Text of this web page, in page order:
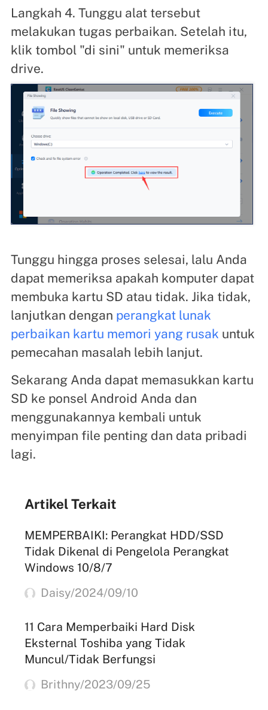
Langkah 4. Tunggu alat tersebut
melakukan tugas perbaikan. Setelah itu,
klik tombol "di sini" untuk memeriksa
drive.
Tunggu hingga proses selesai, lalu Anda
dapat memeriksa apakah komputer dapat
membuka kartu SD atau tidak. Jika tidak,
lanjutkan dengan perangkat lunak
perbaikan kartu memori yang rusak untuk
pemecahan masalah lebih lanjut.
Sekarang Anda dapat memasukkan kartu
SD ke ponsel Android Anda dan
menggunakannya kembali untuk
menyimpan file penting dan data pribadi
lagi.
Artikel Terkait
MEMPERBAIKI: Perangkat HDD/SSD
Tidak Dikenal di Pengelola Perangkat
Windows 10/8/7
Daisy/2024/09/10
11 Cara Memperbaiki Hard Disk
Eksternal Toshiba yang Tidak
Muncul/Tidak Berfungsi
Brithny/2023/09/25